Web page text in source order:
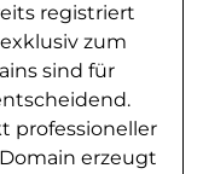
registriert
zum
sind für
professioneller
erzeugt